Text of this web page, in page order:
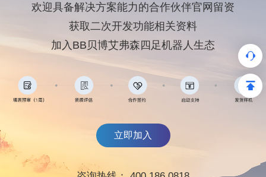
欢迎具备解决方案能力的合作伙伴官网留资
获取二次开发功能相关资料
加入BB贝博艾弗森四足机器人生态
立即加入